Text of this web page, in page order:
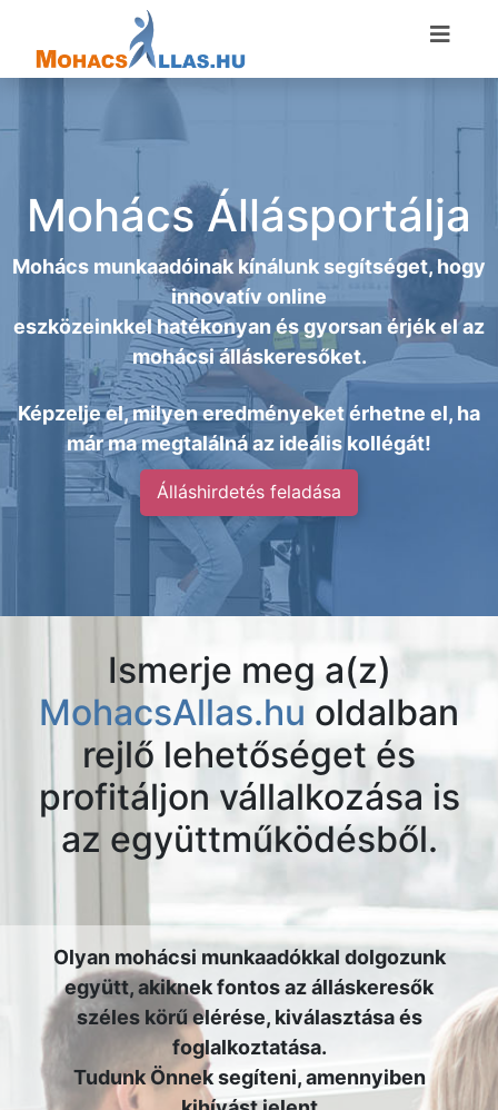
Mohács Állásportálja
Mohács munkaadóinak kínálunk segítséget, hogy
innovatív online
eszközeinkkel hatékonyan és gyorsan érjék el az
mohácsi álláskeresőket.
Képzelje el, milyen eredményeket érhetne el, ha
már ma megtalálná az ideális kollégát!
Álláshirdetés feladása
Ismerje meg a(z)
MohacsAllas.hu oldalban
rejlő lehetőséget és
profitáljon vállalkozása is
az együttműködésből.
Olyan mohácsi munkaadókkal dolgozunk
együtt, akiknek fontos az álláskeresők
széles körű elérése, kiválasztása és
foglalkoztatása.
Tudunk Önnek segíteni, amennyiben